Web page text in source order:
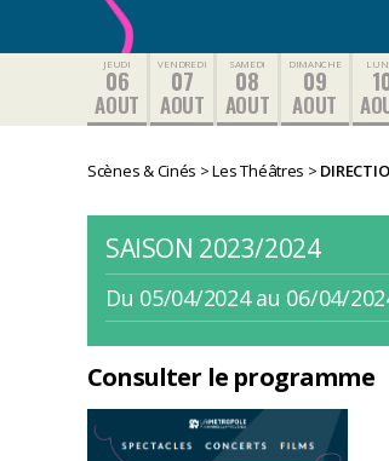
JEUDI
06
AOUT
VENDREDI
07
AOUT
SAMEDI
08
AOUT
DIMANCHE
09
AOUT
Scènes & Cinés >Les Théâtres >
SAISON 2023/2024
Du 05/04/2024 au 06/04/
Consulter le programme